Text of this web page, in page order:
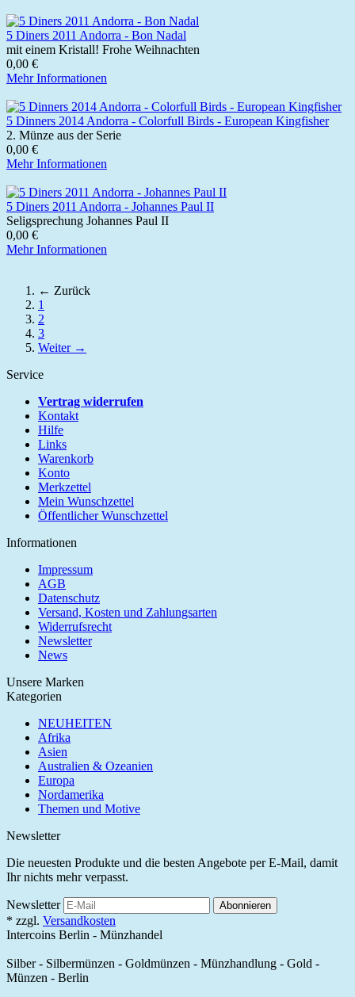
5 Diners 2011 Andorra - Bon Nadal
mit einem Kristall! Frohe Weihnachten
0,00 €
Mehr Informationen
5 Dinners 2014 Andorra - Colorfull Birds - European Kingfisher
2. Münze aus der Serie
0,00 €
Mehr Informationen
5 Diners 2011 Andorra - Johannes Paul II
Seligsprechung Johannes Paul II
0,00 €
Mehr Informationen
← Zurück
1
2
3
Weiter →
Service
Vertrag widerrufen
Kontakt
Hilfe
Links
Warenkorb
Konto
Merkzettel
Mein Wunschzettel
Öffentlicher Wunschzettel
Informationen
Impressum
AGB
Datenschutz
Versand, Kosten und Zahlungsarten
Widerrufsrecht
Newsletter
News
Unsere Marken
Kategorien
NEUHEITEN
Afrika
Asien
Australien & Ozeanien
Europa
Nordamerika
Themen und Motive
Newsletter
Die neuesten Produkte und die besten Angebote per E-Mail, damit
Ihr nichts mehr verpasst.
Newsletter Abonnieren
* zzgl. Versandkosten
Intercoins Berlin - Münzhandel
Silber - Silbermünzen - Goldmünzen - Münzhandlung - Gold -
Münzen - Berlin